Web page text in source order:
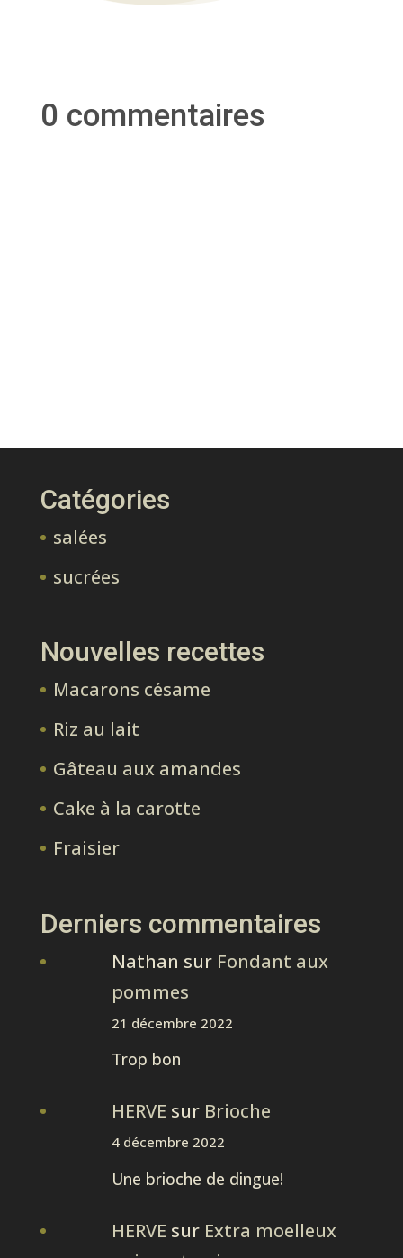
0 commentaires
Catégories
salées
sucrées
Nouvelles recettes
Macarons césame
Riz au lait
Gâteau aux amandes
Cake à la carotte
Fraisier
Derniers commentaires
Nathan sur Fondant aux
pommes
21 décembre 2022
Trop bon
HERVE sur Brioche
4 décembre 2022
Une brioche de dingue!
HERVE sur Extra moelleux